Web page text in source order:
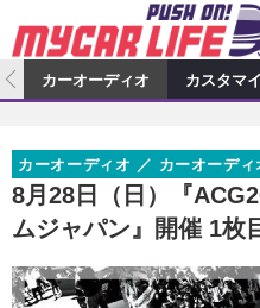
カーオーディオ
プロショップ検索
カーオーディオニュース
その他
カスタマイズ特集記事
カスタマイズニュース
カーグッズ
カーグッズ特集記事
カーグッズニュース
自動車
ニュース
アクセスランキング
カーオーディオ カスタマ
8月28日（日）『
ムジャパン』開催 1枚
カーオーディオ カーオーディ